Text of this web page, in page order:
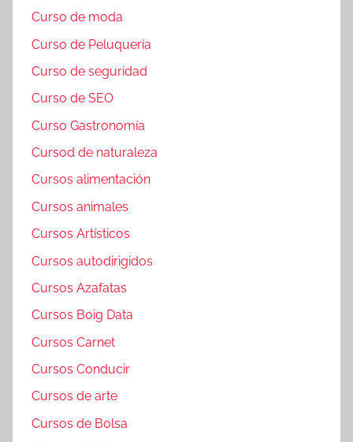
Curso de moda
Curso de Peluquería
Curso de seguridad
Curso de SEO
Curso Gastronomía
Cursod de naturaleza
Cursos alimentación
Cursos animales
Cursos Artísticos
Cursos autodirigidos
Cursos Azafatas
Cursos Boig Data
Cursos Carnet
Cursos Conducir
Cursos de arte
Cursos de Bolsa